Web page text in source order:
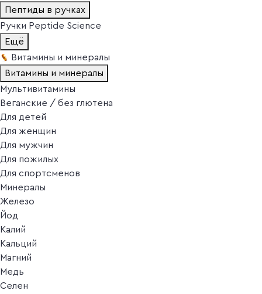
Пептиды в ручках
Ручки Peptide Science
Ещё
Витамины и минералы
Витамины и минералы
Мультивитамины
Веганские / без глютена
Для детей
Для женщин
Для мужчин
Для пожилых
Для спортсменов
Минералы
Железо
Йод
Калий
Кальций
Магний
Медь
Селен